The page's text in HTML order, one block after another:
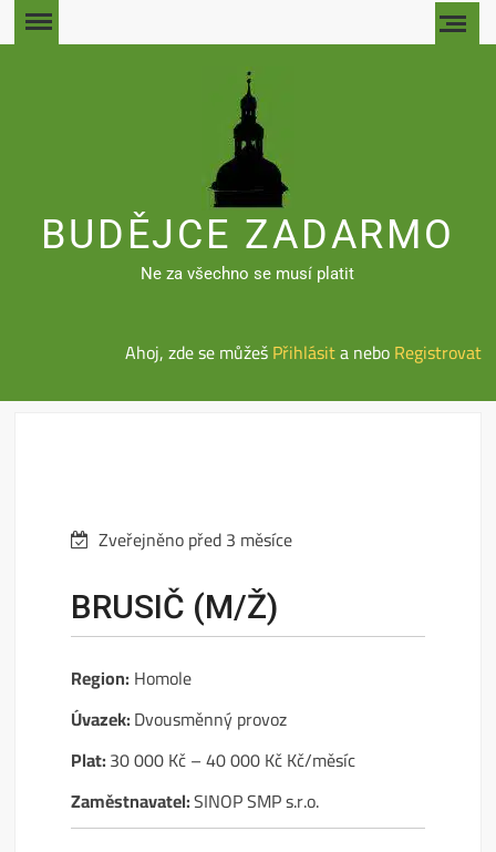
Skip
to
BUDĚJCE ZADARMO
Ne za všechno se musí platit
Ahoj, zde se můžešPřihlásita neboRegistrovat
Zveřejněno před 3 měsíce
BRUSIČ (M/Ž)
Region: Homole
Úvazek:Dvousměnný provoz
Plat:30 000 Kč – 40 000 Kč Kč/měsíc
Zaměstnavatel:SINOP SMP s.r.o.